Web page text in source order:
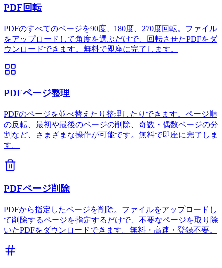
PDF回転
PDFのすべてのページを90度、180度、270度回転。ファイル
をアップロードして角度を選ぶだけで、回転させたPDFをダ
ウンロードできます。無料で即座に完了します。
PDFページ整理
PDFのページを並べ替えたり整理したりできます。ページ順
の反転、最初や最後のページの削除、奇数・偶数ページの分
割など、さまざまな操作が可能です。無料で即座に完了しま
す。
PDFページ削除
PDFから指定したページを削除。ファイルをアップロードし
て削除するページを指定するだけで、不要なページを取り除
いたPDFをダウンロードできます。無料・高速・登録不要。